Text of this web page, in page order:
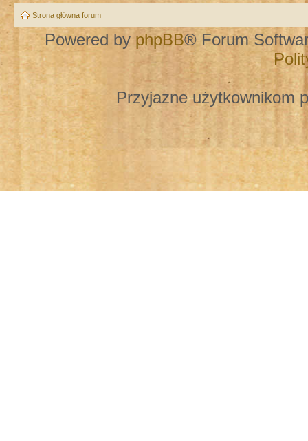
Strona główna forum
Powered by phpBB® Forum
Przyjazne użytkownikom